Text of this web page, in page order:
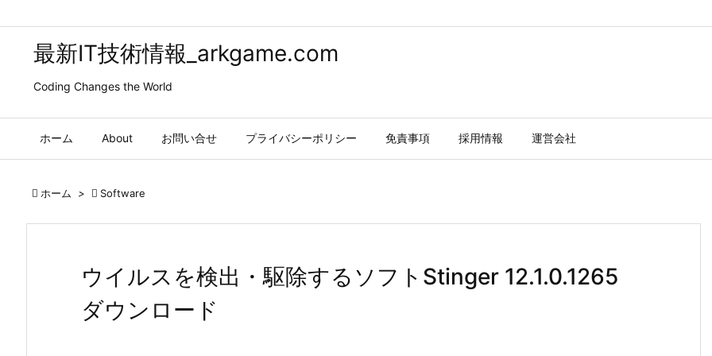
最新IT技術情報_arkgame.com
Coding Changes the World
ホーム About お問い合せ プライバシーポリシー 免責事項 採用情報 運営会社
 ホーム >  Software
ウイルスを検出・駆除するソフトStinger 12.1.0.1265
ダウンロード